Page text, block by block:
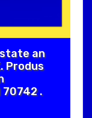
an
Produs
70742 .